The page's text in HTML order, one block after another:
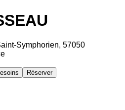
Symphorien, 57050
Réserver